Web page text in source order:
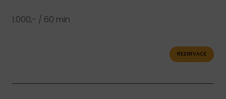
E-
1.000,- / 60 min
REZERVACE